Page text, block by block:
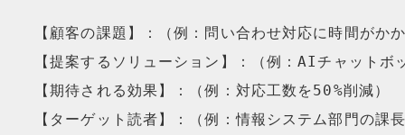
【顧客の課題】：（例：問い合わせ対応に時間がか
【提案するソリューション】：（例：AIチャットボ
【期待される効果】：（例：対応工数を50%削減）
【ターゲット読者】：（例：情報システム部門の課